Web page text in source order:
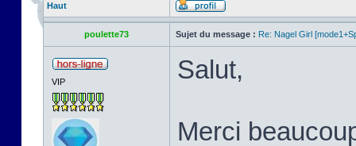
Haut
poulette73 Sujet du message : Re: Nagel Girl
VIP Salut,
Merci